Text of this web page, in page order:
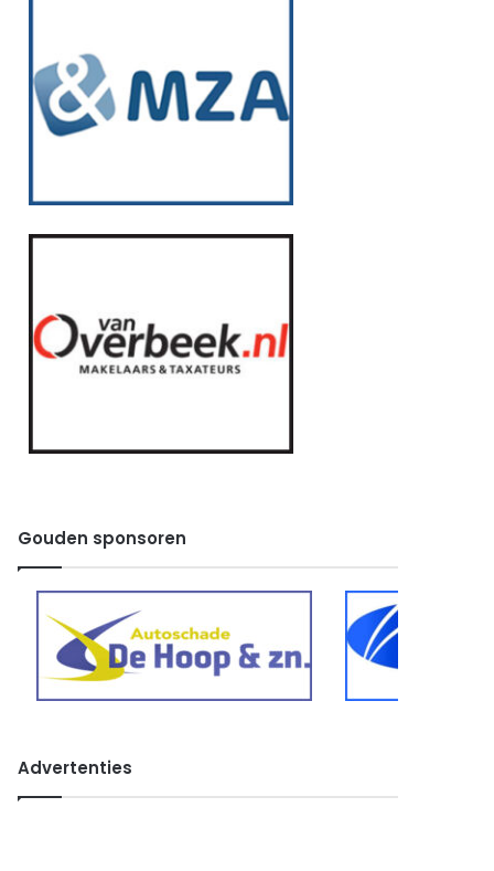
Gouden sponsoren
Advertenties